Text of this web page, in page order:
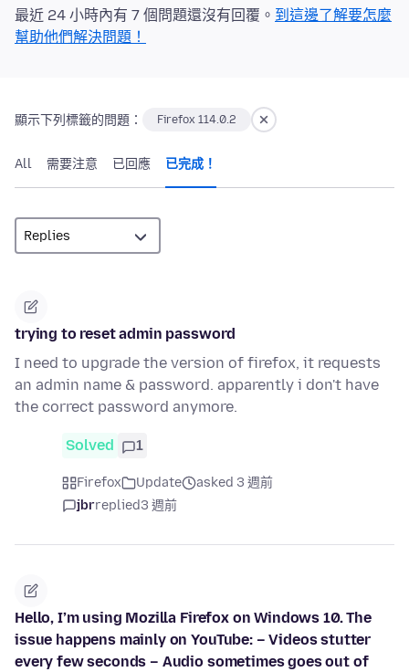
最近 24 小時內有 7 個問題還沒有回覆。 到這邊了解要怎麼
幫助他們解決問題！
顯示下列標籤的問題： Firefox 114.0.2
All 需要注意 已回應 已完成！
trying to reset admin password
I need to upgrade the version of firefox, it requests
an admin name & password. apparently i don't have
the correct password anymore.
Solved 1
Firefox Update
asked 3 週前
jbrreplied3 週前
Hello, I’m using Mozilla Firefox on Windows 10. The
issue happens mainly on YouTube: – Videos stutter
every few seconds – Audio sometimes goes out of